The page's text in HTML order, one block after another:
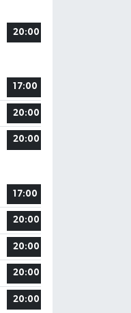
20:00
17:00
20:00
20:00
17:00
20:00
20:00
20:00
20:00